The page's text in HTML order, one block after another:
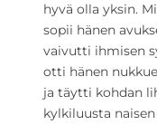
hyvä olla yksin.
sopii hänen
vaivutti ihmisen
otti hänen
ja täytti kohdan
kylkiluusta